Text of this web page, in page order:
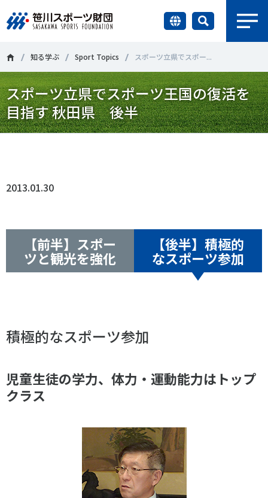
財団情報
研究員紹介
調査・研究
知る学ぶ
ニュース
会員登録
＃誰が子どものスポーツをささえるのか ＃部活動
＃アクティブなまちづくり ＃日本人の身体活動と健康寿命
＃高齢者スポーツ
調査・研究
スポーツライフ・データ
子どものスポーツ
スポーツ・ガバナンス
スポーツボランティア
健康とスポーツ
社会づくり
知る学ぶ Sport Topics スポーツ立県でスポー...
スポーツ立県でスポーツ王国の復活を
目指す 秋田県 後半
2013.01.30
【前半】スポー
ツと観光を強化
【後半】積極的
なスポーツ参加
積極的なスポーツ参加
児童生徒の学力、体力・運動能力はトップ
クラス